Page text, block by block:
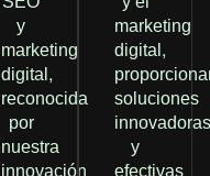
y
marketing
digital,
reconocida
por
nuestra
marketing
digital,
soluciones
y